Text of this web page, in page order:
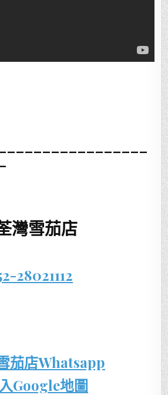
灣雪茄店
28021112
茄店Whatsapp
Google地圖